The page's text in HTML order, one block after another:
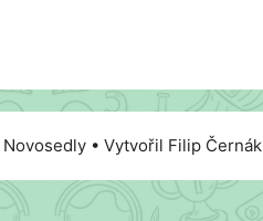
• Vytvořil Filip Černák